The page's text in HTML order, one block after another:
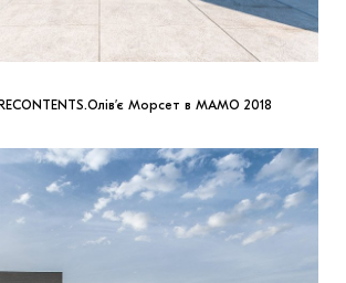
Морсет в MAMO 2018